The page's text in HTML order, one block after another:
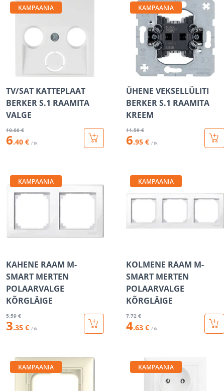
KAMPAANIA
TV/SAT KATTEPLAAT
BERKER S.1 RAAMITA
VALGE
10.66 €
6.40 € / tk
KAMPAANIA
ÜHENE VEKSELLÜLITI
BERKER S.1 RAAMITA
KREEM
11.59 €
6.95 € / tk
KAMPAANIA
KAHENE RAAM M-
SMART MERTEN
POLAARVALGE
KÕRGLÄIGE
5.59 €
3.35 € / tk
KAMPAANIA
KOLMENE RAAM M-
SMART MERTEN
POLAARVALGE
KÕRGLÄIGE
7.72 €
4.63 € / tk
KAMPAANIA KAMPAANIA